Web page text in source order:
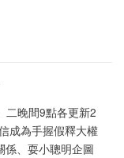
二晚間9點各更新2
成為手握假釋大權
係、耍小聰明企圖